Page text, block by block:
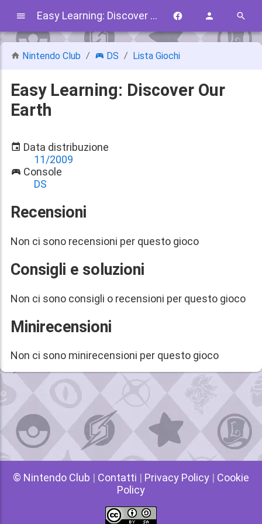
Easy Learning: Discover Our Earth
Nintendo Club DS Lista Giochi
Easy Learning: Discover Our
Earth
Data distribuzione
11/2009
Console
DS
Recensioni
Non ci sono recensioni per questo gioco
Consigli e soluzioni
Non ci sono consigli o recensioni per questo gioco
Minirecensioni
Non ci sono minirecensioni per questo gioco
© Nintendo Club | Contatti | Privacy Policy | Cookie
Policy